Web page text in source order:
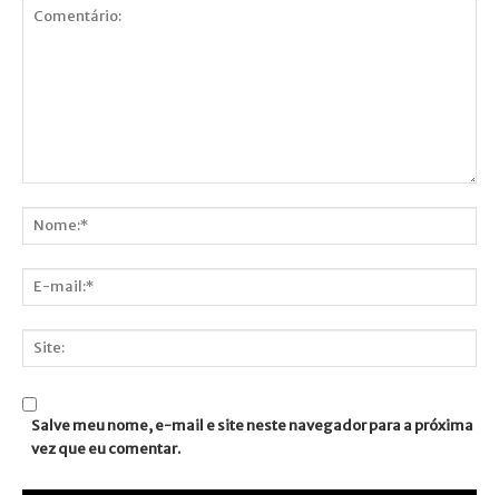
mail:*
Salve meu nome, e-mail e site neste navegador para a próxima
vez que eu comentar.